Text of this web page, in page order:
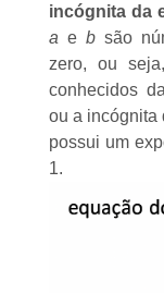
incógnita da
a e b são
zero, ou
conhecidos
ou a incógnita
possui um
1.